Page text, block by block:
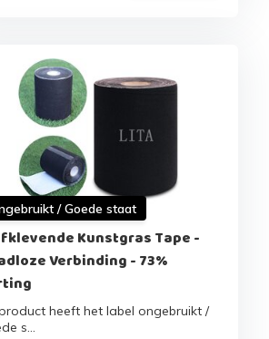
/ Goede staat
Kunstgras Tape -
Verbinding - 73%
heeft het label ongebruikt /
s...